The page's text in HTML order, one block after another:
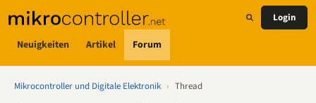
Neuigkeiten Artikel Forum
Login
Mikrocontroller und Digitale Elektronik › Thread